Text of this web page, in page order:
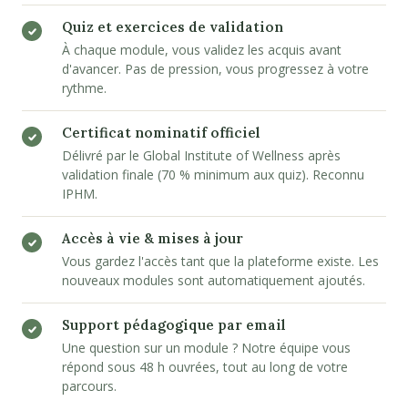
Quiz et exercices de validation
À chaque module, vous validez les acquis avant
d'avancer. Pas de pression, vous progressez à votre
rythme.
Certificat nominatif officiel
Délivré par le Global Institute of Wellness après
validation finale (70 % minimum aux quiz). Reconnu
IPHM.
Accès à vie & mises à jour
Vous gardez l'accès tant que la plateforme existe. Les
nouveaux modules sont automatiquement ajoutés.
Support pédagogique par email
Une question sur un module ? Notre équipe vous
répond sous 48 h ouvrées, tout au long de votre
parcours.